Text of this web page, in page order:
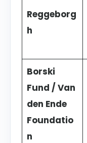
Reggeborg
h
Borski
Fund / Van
den Ende
Foundatio
n